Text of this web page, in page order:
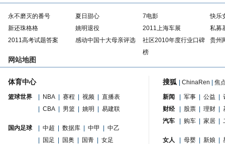
永不磨灭的番号 夏日甜心 7电影
快乐
新还珠格格
姚明退役 2011上海车展
私募
2011高考试题答案
感动中国十大母亲评选
社区2010年度行业口碑
榜
贵州
网站地图
体育中心
篮球世界 NBA 赛程 视频
直播表
CBA 男篮 姚明 易建联
国内足球 中超 数据库 中甲
中乙
国足 国奥 国青 女足
搜狐 ChinaRen 焦
新闻 军事 公益
财经
股票 理财
汽车
购车 家居
女人 母婴 新娘